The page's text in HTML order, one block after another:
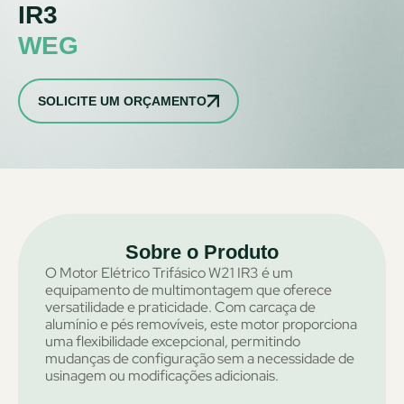
IR3
WEG
SOLICITE UM ORÇAMENTO
Sobre o Produto
O Motor Elétrico Trifásico W21 IR3 é um
equipamento de multimontagem que oferece
versatilidade e praticidade. Com carcaça de
alumínio e pés removíveis, este motor proporciona
uma flexibilidade excepcional, permitindo
mudanças de configuração sem a necessidade de
usinagem ou modificações adicionais.